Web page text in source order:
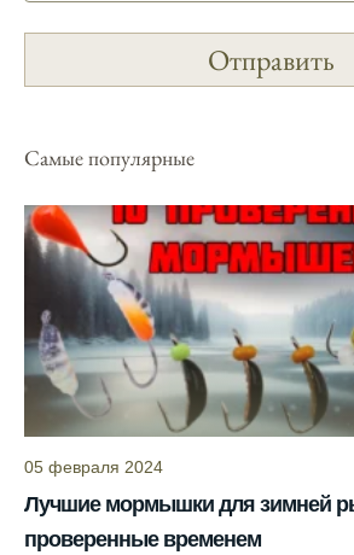
Подробный прогноз клева
выбирать лучшие дни для
Москве и области.
клева на ближайшие сутки.
Узнайте, какие факторы
активность рыбы и как их
прогнозе клева.
Прогноз клева учитывает
температуры воды, что
точным.
Сегодня у меня был
благодаря прогнозу.
помогает мне выбирать
рыбалки в Москве и области.
Самые популярные
05 февраля 2024
Лучшие мормышки для зимней
проверенные временем